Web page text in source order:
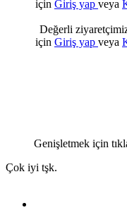
için Giriş yap veya
Değerli
için Giriş yap veya
Genişletmek için
Çok iyi tşk.